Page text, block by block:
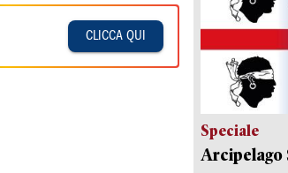
CLICCA QUI
Speciale
Arcipelago